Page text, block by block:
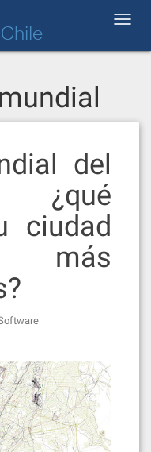
Chile
del
¿qué
ciudad